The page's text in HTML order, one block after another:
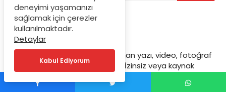
kortdergi.com
kortdergi.com sitemizde bulunan yazı, video, fotoğraf
ve haberlerin her hakkı saklıdır. İzinsiz veya kaynak
deneyimi yaşamanızı
sağlamak için çerezler
kullanılmaktadır.
Detaylar
Kabul Ediyorum